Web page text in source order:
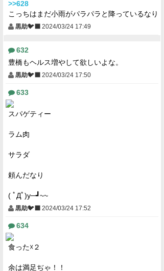
>>628
こっちはまだ小雨がパラパラと降っているなり
黒助🐦‍⬛ 2024/03/24 17:49
632
豊橋もヘルス増やして欲しいよな。
黒助🐦‍⬛ 2024/03/24 17:50
633
スパゲティー
ラム肉
サラダ
頼んだなり
( ﾟДﾟ)y─┛~~
黒助🐦‍⬛ 2024/03/24 17:52
634
食った☓２
余は満足ぢゃ！！